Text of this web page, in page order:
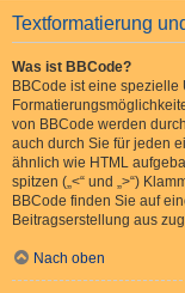
Textformatierung
Was ist BBCode?
BBCode ist eine
von BBCode werden
auch durch Sie für jeden
ähnlich wie HTML
spitzen („<“ und „>“)
BBCode finden Sie auf
Beitragserstellung aus
Nach oben